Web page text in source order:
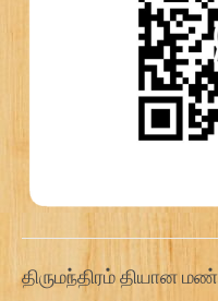
திருமந்திரம் தியான